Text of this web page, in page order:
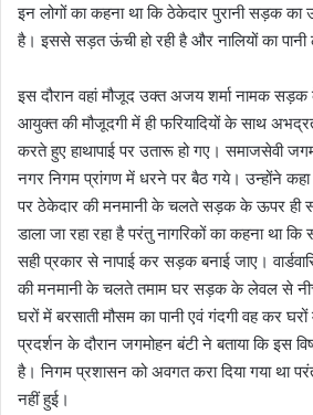
इन लोगों का कहना था कि ठेकेदार पुरानी सड़क का
है। इससे सड़त ऊंची हो रही है और नालियों का पानी
इस दौरान वहां मौजूद उक्त अजय शर्मा नामक
आयुक्त की मौजूदगी में ही फरियादियों के साथ
करते हुए हाथापाई पर उतारू हो गए। समाजसेवी
नगर निगम प्रांगण में धरने पर बैठ गये। उन्होंने
पर ठेकेदार की मनमानी के चलते सड़क के ऊपर ही
डाला जा रहा रहा है परंतु नागरिकों का कहना था
सही प्रकार से नापाई कर सड़क बनाई जाए।
की मनमानी के चलते तमाम घर सड़क के लेवल से
घरों में बरसाती मौसम का पानी एवं गंदगी वह कर
प्रदर्शन के दौरान जगमोहन बंटी ने बताया कि इस
है। निगम प्रशासन को अवगत करा दिया गया था
नहीं हुई।